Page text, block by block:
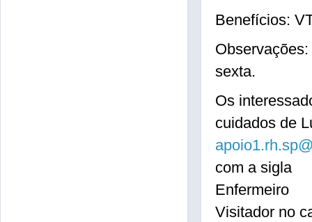
Benefícios:
sexta.
Os
cuidados de
com a sigla
Enfermeiro
Visitador no